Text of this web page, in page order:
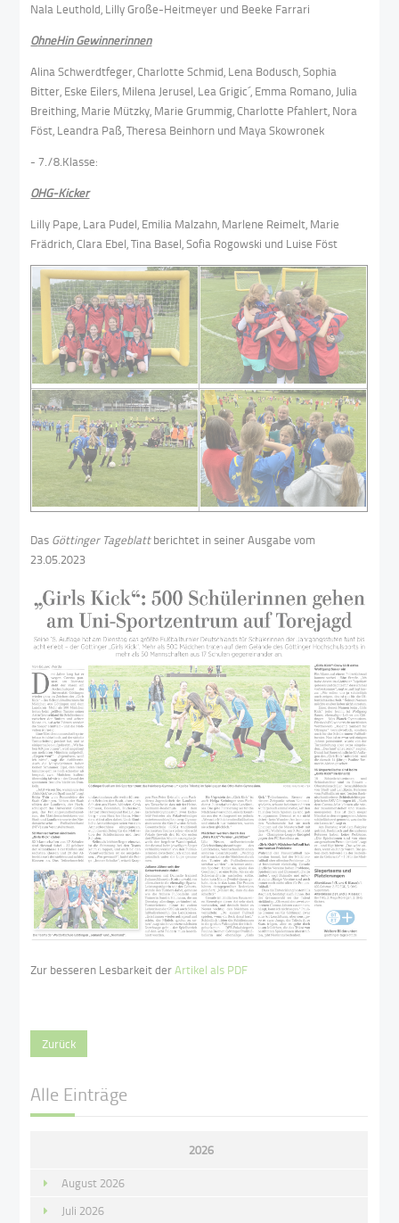
Nala Leuthold, Lilly Große-Heitmeyer und Beeke Farrari
OhneHin Gewinnerinnen
Alina Schwerdtfeger, Charlotte Schmid, Lena Bodusch, Sophia
Bitter, Eske Eilers, Milena Jerusel, Lea Grigic´, Emma Romano, Julia
Breithing, Marie Mützky, Marie Grummig, Charlotte Pfahlert, Nora
Föst, Leandra Paß, Theresa Beinhorn und Maya Skowronek
- 7./8.Klasse:
OHG-Kicker
Lilly Pape, Lara Pudel, Emilia Malzahn, Marlene Reimelt, Marie
Frädrich, Clara Ebel, Tina Basel, Sofia Rogowski und Luise Föst
Das Göttinger Tageblattberichtet in seiner Ausgabe vom
23.05.2023
Zur besseren Lesbarkeit derArtikel als PDF
Zurück
Alle Einträge
2026
August 2026
Juli 2026